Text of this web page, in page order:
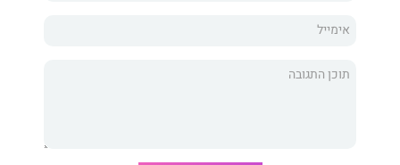
לנדשטיינר אִפשר את עירויי הדם והניתוחים הגדולים, פאול ארליך
התנועה לזכויות ההומוסקסואלים, רוזלינד פרנקלין סייעה בלא